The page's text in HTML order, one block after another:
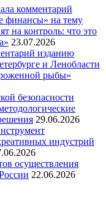
комментарий
финансы» на тему
на контроль: что это
23.07.2026
изданию
и Ленобласти
рыбы»
безопасности
29.06.2026
индустрий
осуществления
22.06.2026